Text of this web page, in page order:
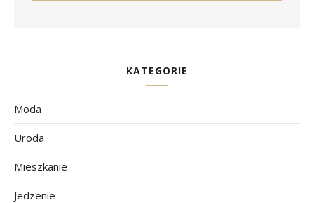
KATEGORIE
Moda
Uroda
Mieszkanie
Jedzenie